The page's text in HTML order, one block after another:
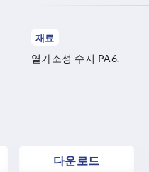
재료
열가소성 수지 PA6.
다운로드